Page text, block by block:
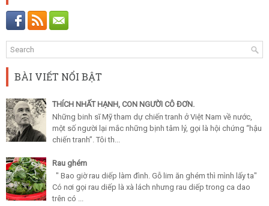
BÀI VIẾT NỔI BẬT
THÍCH NHẤT HẠNH, CON NGƯỜI CÔ ĐƠN.
Những binh sĩ Mỹ tham dự chiến tranh ở Việt Nam về nước,
một số người lại mắc những bịnh tâm lý, gọi là hội chứng “hậu
chiến tranh”. Tôi th...
Rau ghém
" Bao giờ rau diếp làm đình. Gỗ lim ăn ghém thì mình lấy ta"
Có nơi gọi rau diếp là xà lách nhưng rau diếp trong ca dao
trên có ...